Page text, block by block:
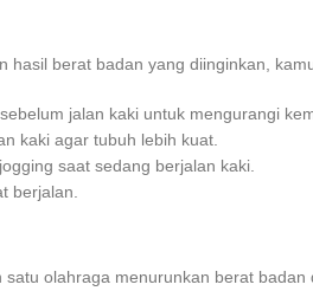
hasil berat badan yang diinginkan,
jalan kaki untuk mengurangi
kaki agar tubuh lebih kuat.
saat sedang berjalan kaki.
berjalan.
satu olahraga menurunkan berat badan